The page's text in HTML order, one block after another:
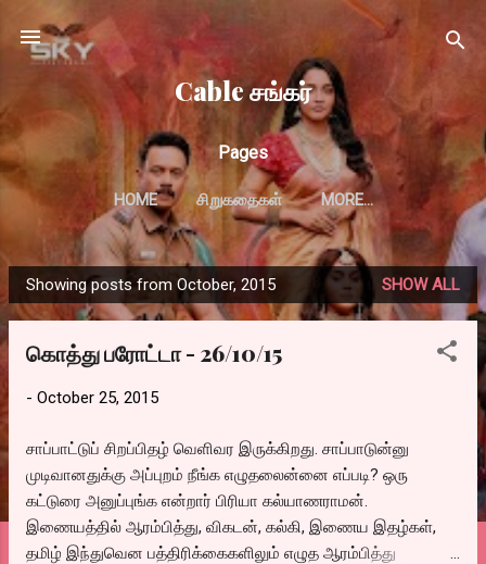
Skip to main content
Cable சங்கர்
Pages
HOME சிறுகதைகள் MORE…
P
o
Showing posts from October, 2015 SHOW ALL
கொத்து பரோட்டா - 26/10/15
- October 25, 2015
சாப்பாட்டுப் சிறப்பிதழ் வெளிவர இருக்கிறது. சாப்பாடுன்னு
முடிவானதுக்கு அப்புறம் நீங்க எழுதலைன்னை எப்படி? ஒரு
கட்டுரை அனுப்புங்க என்றார் பிரியா கல்யாணராமன்.
இணையத்தில் ஆரம்பித்து, விகடன், கல்கி, இணைய இதழ்கள்,
தமிழ் இந்துவென பத்திரிக்கைகளிலும் எழுத ஆரம்பித்து